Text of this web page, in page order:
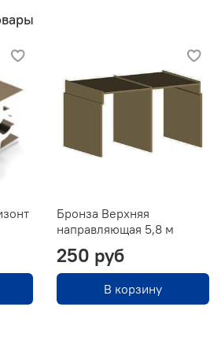
Бронза Верхняя
направляющая 5,8 м
250 руб
В корзину